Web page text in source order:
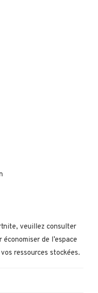
veuillez consulter
de l’espace
ressources stockées.